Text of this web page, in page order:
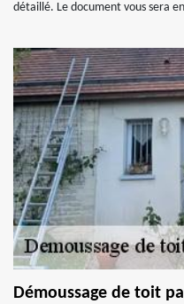
détaillé. Le document vous sera
Démoussage de toit